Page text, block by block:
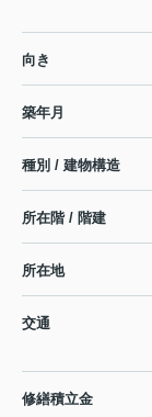
向き
築年月
種別 / 建物構造
所在階 / 階建
所在地
交通
修繕積立金